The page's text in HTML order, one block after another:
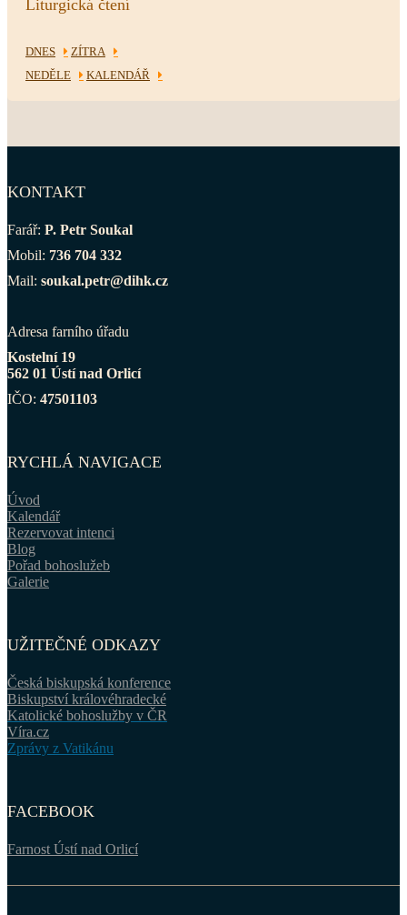
Liturgická čtení
DNES
ZÍTRA
NEDĚLE
KALENDÁŘ
KONTAKT
Farář: P. Petr Soukal
Mobil: 736 704 332
Mail: soukal.petr@dihk.cz
Adresa farního úřadu
Kostelní 19
562 01 Ústí nad Orlicí
IČO: 47501103
RYCHLÁ NAVIGACE
Úvod
Kalendář
Rezervovat intenci
Blog
Pořad bohoslužeb
Galerie
UŽITEČNÉ ODKAZY
Česká biskupská konference
Biskupství královéhradecké
Katolické bohoslužby v ČR
Víra.cz
Zprávy z Vatikánu
FACEBOOK
Farnost Ústí nad Orlicí